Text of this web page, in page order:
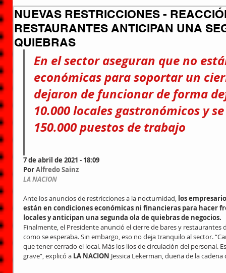
NUEVAS RESTRICCIONES -
RESTAURANTES ANTICIPAN UNA
QUIEBRAS
En el sector aseguran que no
económicas para soportar un
dejaron de funcionar de forma
10.000 locales gastronómicos y
150.000 puestos de trabajo
7 de abril de 2021 - 18:09
Por Alfredo Sainz
LA NACION
Ante los anuncios de restricciones a la nocturnidad, los
están en condiciones económicas ni financieras para hacer
locales y anticipan una segunda ola de quiebras de negocios.
Finalmente, el Presidente anunció el cierre de bares y restaurantes
como se esperaba. Sin embargo, eso no deja tranquilo al sector.
que tener cerrado el local. Más los líos de circulación del personal.
grave”, explicó a LA NACION Jessica Lekerman, dueña de la